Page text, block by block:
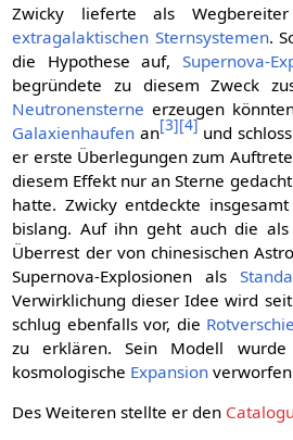
Zwicky lieferte als
extragalaktischen Sternsystemen.
die Hypothese auf, Supernova-
begründete zu diesem Zweck
Neutronensterne erzeugen
Galaxienhaufen an[3][4] und
er erste Überlegungen zum
diesem Effekt nur an Sterne
hatte. Zwicky entdeckte
bislang. Auf ihn geht auch die
Überrest der von chinesischen
Supernova-Explosionen als
Verwirklichung dieser Idee wird
schlug ebenfalls vor, die
zu erklären. Sein Modell
kosmologische Expansion
Des Weiteren stellte er den